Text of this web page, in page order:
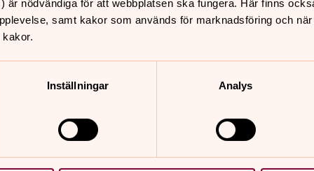
är nödvändiga för att webbplatsen ska fungera. Här finns
samt kakor som används för marknadsföring och
Inställningar Analys
Ideström.
Mannerfelt, Rikard Roitto, Simon
action research, Theology and